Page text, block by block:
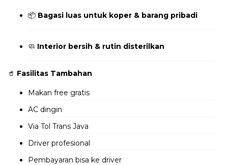
📦 Bagasi luas untuk koper & barang pribadi
🧼 Interior bersih & rutin disterilkan
🥤 Fasilitas Tambahan
Makan free gratis
AC dingin
Via Tol Trans Java
Driver profesional
Pembayaran bisa ke driver